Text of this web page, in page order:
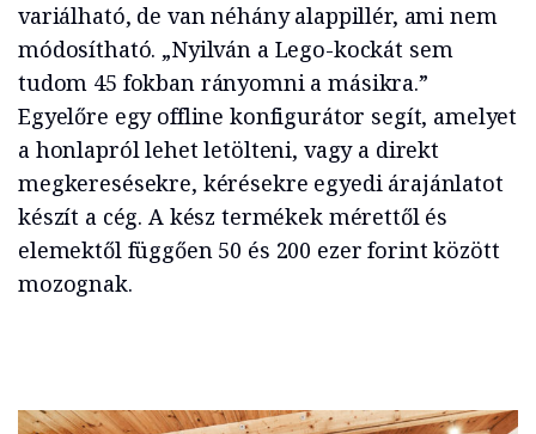
variálható, de van néhány alappillér, ami nem
módosítható. „Nyilván a Lego-kockát sem
tudom 45 fokban rányomni a másikra.”
Egyelőre egy offline konfigurátor segít, amelyet
a honlapról lehet letölteni, vagy a direkt
megkeresésekre, kérésekre egyedi árajánlatot
készít a cég. A kész termékek mérettől és
elemektől függően 50 és 200 ezer forint között
mozognak.